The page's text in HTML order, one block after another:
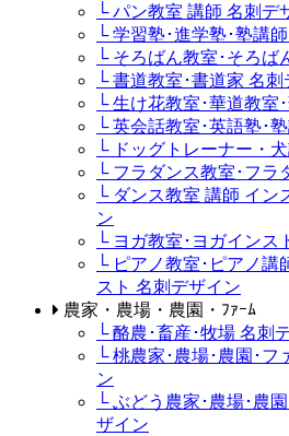
└ パン教室 講師 名刺デ
└ 学習塾･進学塾･塾講
└ そろばん教室･そろば
└ 書道教室･書道家 名刺
└ 生け花教室･華道教室
└ 英会話教室･英語塾･
└ ドッグトレーナー・
└ フラダンス教室･フラ
└ ダンス教室 講師 イン
ン
└ ヨガ教室･ヨガインス
└ ピアノ教室･ピアノ講
スト 名刺デザイン
農家・農場・農園・ﾌｧｰﾑ
└ 酪農･畜産･牧場 名刺
└ 桃農家･農場･農園･フ
ン
└ ぶどう農家･農場･農
ザイン